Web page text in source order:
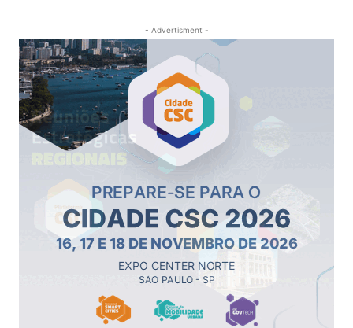
- Advertisment -